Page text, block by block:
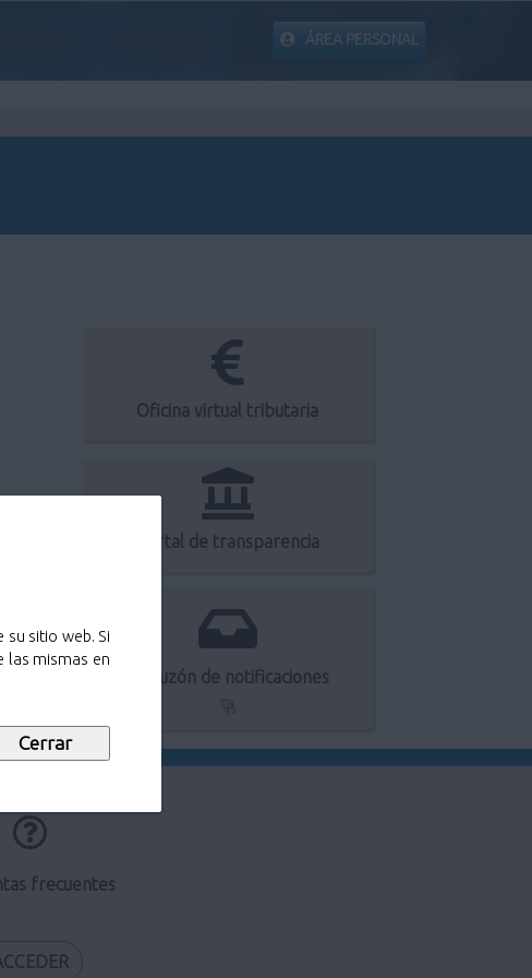
sitio web. Si
las mismas en
ÁREA PERSONAL
Oficina virtual tributaria
Portal de transparencia
Mi buzón de notificaciones
frecuentes